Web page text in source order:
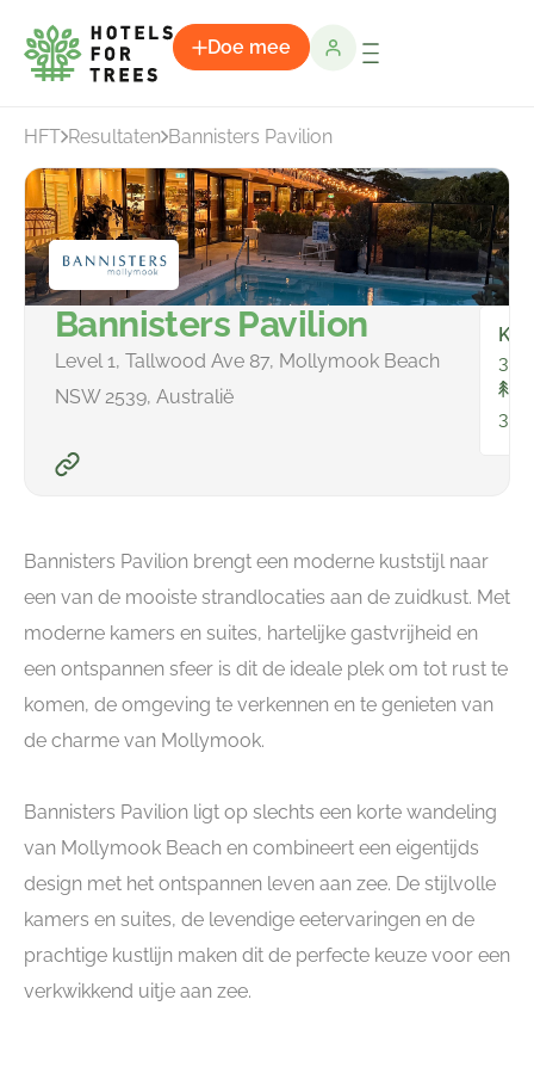
Doe mee
HFT Resultaten Bannisters Pavilion
Bannisters Pavilion
Level 1, Tallwood Ave 87, Mollymook Beach
NSW 2539, Australië
34
36
Bannisters Pavilion brengt een moderne kuststijl naar
een van de mooiste strandlocaties aan de zuidkust. Met
moderne kamers en suites, hartelijke gastvrijheid en
een ontspannen sfeer is dit de ideale plek om tot rust te
komen, de omgeving te verkennen en te genieten van
de charme van Mollymook.
Bannisters Pavilion ligt op slechts een korte wandeling
van Mollymook Beach en combineert een eigentijds
design met het ontspannen leven aan zee. De stijlvolle
kamers en suites, de levendige eetervaringen en de
prachtige kustlijn maken dit de perfecte keuze voor een
verkwikkend uitje aan zee.